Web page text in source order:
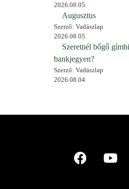
2026.08.05.
Augusztus
Szerző: Vadászlap
2026.08.05.
Szeretnél bőgő
bankjegyen?
Szerző: Vadászlap
2026.08.04.